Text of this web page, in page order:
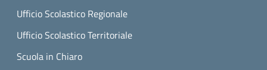
Ufficio Scolastico Regionale
Ufficio Scolastico Territoriale
Scuola in Chiaro